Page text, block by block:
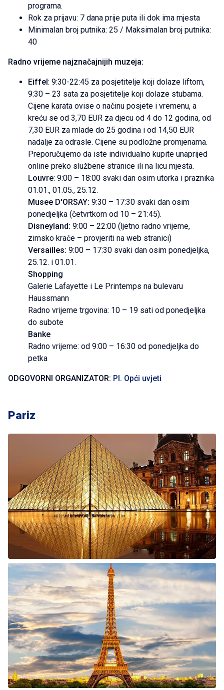
programa.
Rok za prijavu: 7 dana prije puta ili dok ima mjesta
Minimalan broj putnika: 25 / Maksimalan broj putnika:
40
Radno vrijeme najznačajnijih muzeja:
Eiffel: 9:30-22:45 za posjetitelje koji dolaze liftom,
9:30 – 23 sata za posjetitelje koji dolaze stubama.
Cijene karata ovise o načinu posjete i vremenu, a
kreću se od 3,70 EUR za djecu od 4 do 12 godina, od
7,30 EUR za mlade do 25 godina i od 14,50 EUR
nadalje za odrasle. Cijene su podložne promjenama.
Preporučujemo da iste individualno kupite unaprijed
online preko službene stranice ili na licu mjesta.
Louvre: 9:00 – 18:00 svaki dan osim utorka i praznika
01.01., 01.05., 25.12.
Musee D'ORSAY: 9:30 – 17:30 svaki dan osim
ponedjeljka (četvrtkom od 10 – 21:45).
Disneyland: 9:00 – 22:00 (ljetno radno vrijeme,
zimsko kraće – provjeriti na web stranici)
Versailles: 9:00 – 17:30 svaki dan osim ponedjeljka,
25.12. i 01.01.
Shopping
Galerie Lafayette i Le Printemps na bulevaru
Haussmann
Radno vrijeme trgovina: 10 – 19 sati od ponedjeljka
do subote
Banke
Radno vrijeme: od 9:00 – 16:30 od ponedjeljka do
petka
ODGOVORNI ORGANIZATOR: PI. Opći uvjeti
Pariz